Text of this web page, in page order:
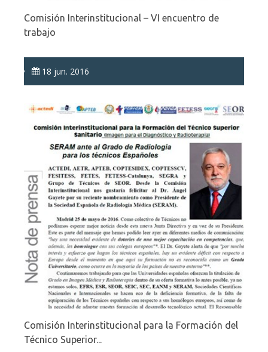
Comisión Interinstitucional – VI encuentro de
trabajo
18 jun. 2016
Comisión Interinstitucional para la Formación del
Técnico Superior...